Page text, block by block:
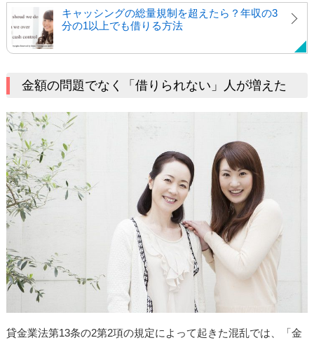
キャッシングの総量規制を超えたら？年収の3
分の1以上でも借りる方法
金額の問題でなく「借りられない」人が増えた
貸金業法第13条の2第2項の規定によって起きた混乱では、「金